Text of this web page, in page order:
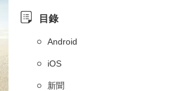
目錄
Android
iOS
新聞